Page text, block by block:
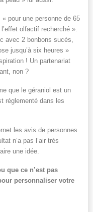
pour une personne de 65
olfactif recherché ».
avec 2 bonbons sucés,
jusqu’à six heures »
! Un partenariat
non ?
que le géraniol est un
réglementé dans les
les avis de personnes
n’a pas l’air très
une idée.
que ce n’est pas
personnaliser votre